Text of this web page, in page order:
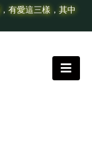
有愛這三樣，其中